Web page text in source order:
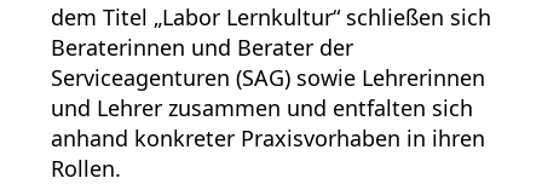
dem Titel „Labor Lernkultur“ schließen sich
Beraterinnen und Berater der
Serviceagenturen (SAG) sowie Lehrerinnen
und Lehrer zusammen und entfalten sich
anhand konkreter Praxisvorhaben in ihren
Rollen.